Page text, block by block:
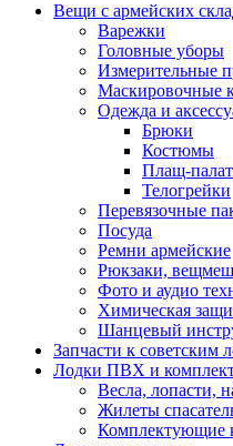
Вещи с армейских
Варежки
Головные уборы
Измерительные
Маскировочные
Одежда и
Брюки
Костюмы
Плащ-
Телогрейки
Перевязочные
Посуда
Ремни армейские
Рюкзаки,
Фото и аудио
Химическая
Шанцевый
Запчасти к советским
Лодки ПВХ и
Весла, лопасти,
Жилеты
Комплектующие